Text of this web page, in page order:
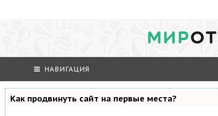
МИР
НАВИГАЦИЯ
Как продвинуть сайт на первые места?